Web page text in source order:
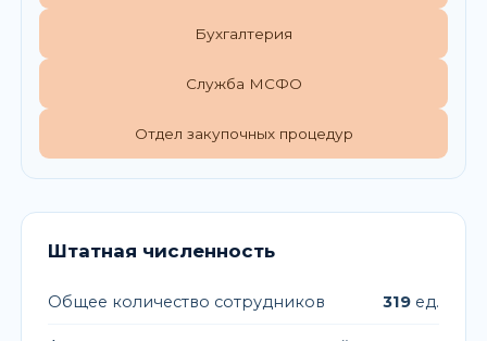
Бухгалтерия
Служба МСФО
Отдел закупочных процедур
Штатная численность
Общее количество сотрудников 319 ед.